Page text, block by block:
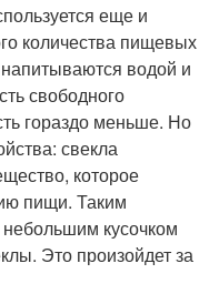
еще и
количества пищевых
водой и
свободного
гораздо меньше. Но
свекла
которое
пищи. Таким
кусочком
Это произойдет за